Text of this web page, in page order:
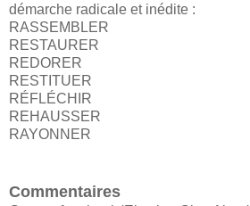
démarche radicale et inédite :
RASSEMBLER
RESTAURER
REDORER
RESTITUER
RÉFLÉCHIR
REHAUSSER
RAYONNER
Commentaires